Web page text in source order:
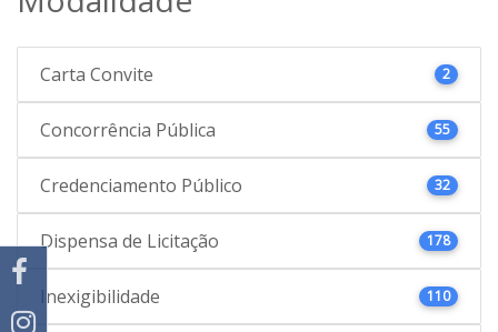
Carta Convite 2
Concorrência Pública 55
Credenciamento Público 32
Dispensa de Licitação 178
Inexigibilidade 110